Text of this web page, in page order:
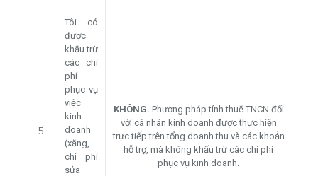
5
Tôi có
được
khấu trừ
các chi
phí
phục vụ
việc
kinh
doanh
(xăng,
chi phí
sửa
KHÔNG. Phương pháp tính thuế TNCN đối
với cá nhân kinh doanh được thực hiện
trực tiếp trên tổng doanh thu và các khoản
hỗ trợ, mà không khấu trừ các chi phí
phục vụ kinh doanh.